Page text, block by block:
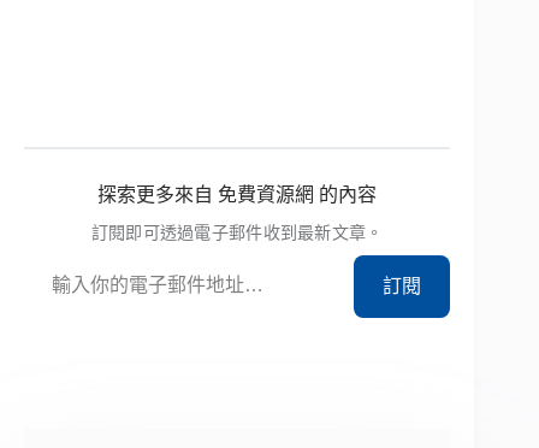
探索更多來自 免費資源網 的內容
訂閱即可透過電子郵件收到最新文章。
訂閱